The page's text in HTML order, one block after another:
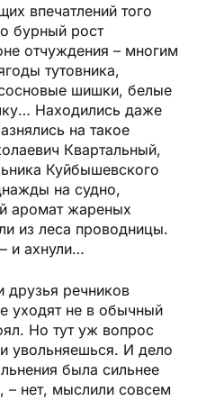
впечатлений того
бурный рост
отчуждения – многим
тутовника,
шишки, белые
Находились даже
на такое
Квартальный,
Куйбышевского
на судно,
аромат жареных
из леса проводницы.
и ахнули…
друзья речников
уходят не в обычный
Но тут уж вопрос
увольняешься. И дело
была сильнее
– нет, мыслили совсем